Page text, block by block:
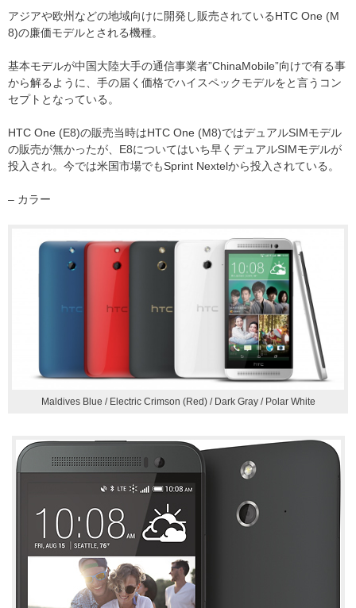
アジアや欧州などの地域向けに開発し販売されているHTC One (M
8)の廉価モデルとされる機種。
基本モデルが中国大陸大手の通信事業者”ChinaMobile”向けで有る事
から解るように、手の届く価格でハイスペックモデルをと言うコン
セプトとなっている。
HTC One (E8)の販売当時はHTC One (M8)ではデュアルSIMモデル
の販売が無かったが、E8についてはいち早くデュアルSIMモデルが
投入され。今では米国市場でもSprint Nextelから投入されている。
– カラー
Maldives Blue / Electric Crimson (Red) / Dark Gray / Polar White